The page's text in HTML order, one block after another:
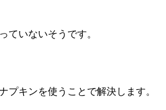
ていないそうです。
プキンを使うことで解決します。